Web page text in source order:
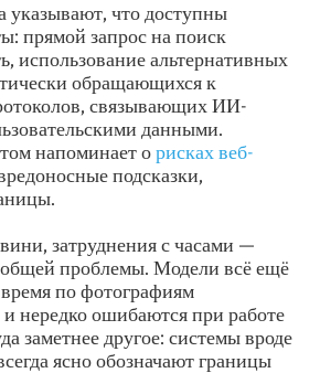
указывают, что доступны
прямой запрос на поиск
использование альтернативных
обращающихся к
связывающих ИИ-
данными.
напоминает орисках веб-
подсказки,
затруднения с часами —
общей проблемы. Модели всё ещё
по фотографиям
нередко ошибаются при работе
заметнее другое: системы вроде
ясно обозначают границы